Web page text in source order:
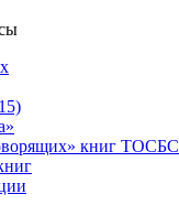
книг ТОСБС